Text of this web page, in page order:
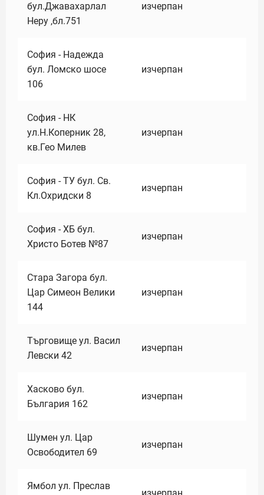
бул.Джавахарлал
Неру ,бл.751
изчерпан
София - Надежда
бул. Ломско шосе
106
изчерпан
София - НК
ул.Н.Коперник 28,
кв.Гео Милев
изчерпан
София - ТУ бул. Св.
Кл.Охридски 8
изчерпан
София - ХБ бул.
Христо Ботев №87
изчерпан
Стара Загора бул.
Цар Симеон Велики
144
изчерпан
Търговище ул. Васил
Левски 42
изчерпан
Хасково бул.
България 162
изчерпан
Шумен ул. Цар
Освободител 69
изчерпан
Ямбол ул. Преслав